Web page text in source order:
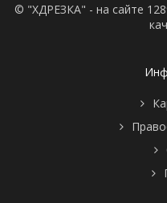
© "ХДРЕЗКА" - на сайте